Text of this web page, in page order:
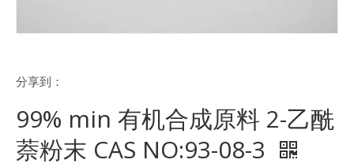
分享到：
99% min 有机合成原料 2-乙酰
萘粉末 CAS NO:93-08-3